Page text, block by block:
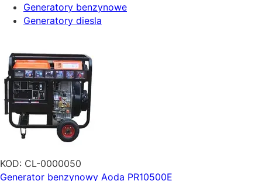
Generatory benzynowe
Generatory diesla
KOD: CL-0000050
Generator benzynowy Aoda PR10500E